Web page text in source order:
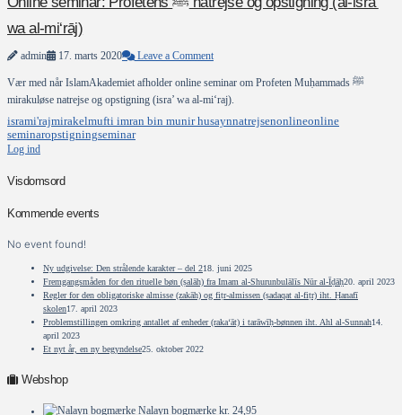
wa al-mi‘rāj)
admin 17. marts 2020 Leave a Comment
Vær med når IslamAkademiet afholder online seminar om Profeten Muḥammads ﷺ
mirakuløse natrejse og opstigning (isra’ wa al-mi‘raj).
isrami'rajmirakelmufti imran bin munir husaynnatrejsenonlineonline
seminaropstigningseminar
Log ind
Visdomsord
Kommende events
No event found!
Ny udgivelse: Den strålende karakter – del 218. juni 2025
Fremgangsmåden for den rituelle bøn (ṣalāh) fra Imam al-Shurunbulālīs Nūr al-Īḍāḥ20. april 2023
Regler for den obligatoriske almisse (zakāh) og fiṭr-almissen (ṣadaqat al-fiṭr) iht. Ḥanafī
skolen17. april 2023
Problemstillingen omkring antallet af enheder (raka‘āt) i tarāwīḥ-bønnen iht. Ahl al-Sunnah14.
april 2023
Et nyt år, en ny begyndelse25. oktober 2022
Webshop
Nalayn bogmærke kr. 24,95